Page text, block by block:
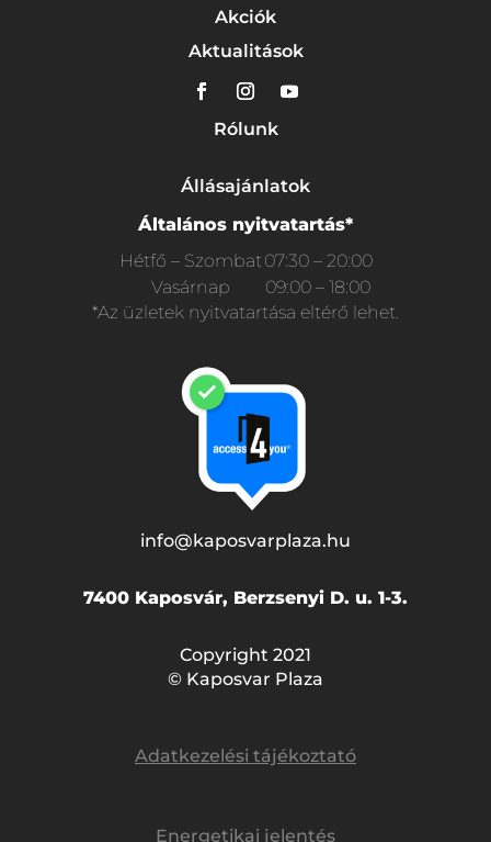
Akciók
Aktualitások
Rólunk
Állásajánlatok
Általános nyitvatartás*
Hétfő – Szombat 07:30 – 20:00
Vasárnap
09:00 – 18:00
*Az üzletek nyitvatartása eltérő lehet.
info@kaposvarplaza.hu
7400 Kaposvár, Berzsenyi D. u. 1-3.
Copyright 2021
© Kaposvar Plaza
Adatkezelési tájékoztató
Energetikai jelentés